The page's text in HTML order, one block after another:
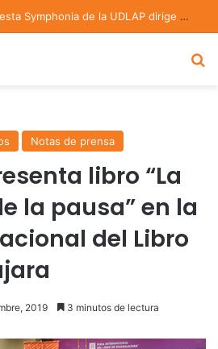
Directora de la Orquesta Symphonia de la UDLAP dirige agrupaciones de talla nacional e internacional
Notas de prensa
libro “La
la pausa” en la
del Libro
2019 3 minutos de lectura